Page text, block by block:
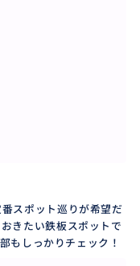
スポット巡りが希望だ
きたい鉄板スポットで
もしっかりチェック！